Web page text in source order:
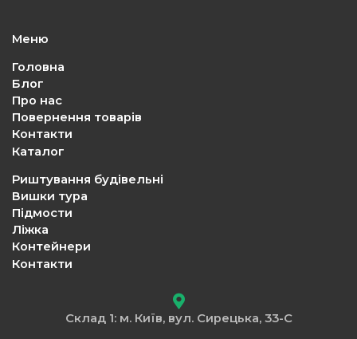
Меню
Головна
Блог
Про нас
Повернення товарів
Контакти
Каталог
Риштування будівельні
Вишки тура
Підмости
Ліжка
Контейнери
Контакти
Склад 1: м. Київ, вул. Сирецька, 33-С